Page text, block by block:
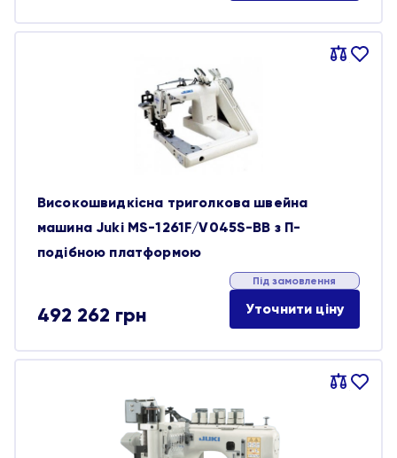
Порівняти
В
Високошвидкісна триголкова швейна
машина Juki MS-1261F/V045S-BB з П-
подібною платформою
492 262 грн
Під замовлення
Уточнити ціну
Порівняти
В